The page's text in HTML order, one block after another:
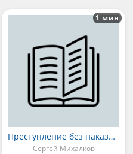
Преступление без наказания
Сергей Михалков
1 мин